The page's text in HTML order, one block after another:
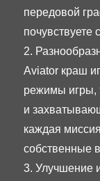
передовой
2.
Aviator краш
режимы игры,
и
каждая
собственные
3. Улучшение